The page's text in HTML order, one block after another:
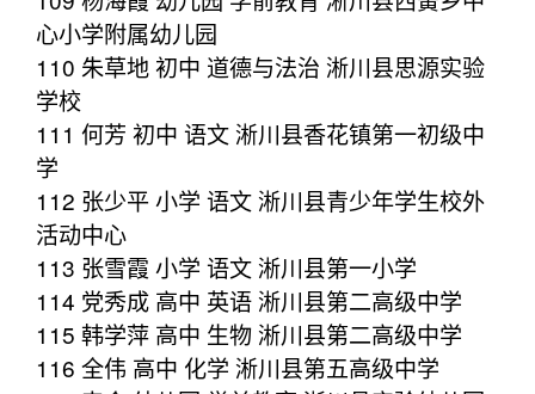
心小学附属幼儿园
110 朱草地 初中 道德与法治 淅川县思源实验
学校
111 何芳 初中 语文 淅川县香花镇第一初级中
学
112 张少平 小学 语文 淅川县青少年学生校外
活动中心
113 张雪霞 小学 语文 淅川县第一小学
114 党秀成 高中 英语 淅川县第二高级中学
115 韩学萍 高中 生物 淅川县第二高级中学
116 全伟 高中 化学 淅川县第五高级中学